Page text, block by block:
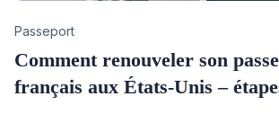
Category
Passeport
Comment renouveler son
français aux États-Unis –